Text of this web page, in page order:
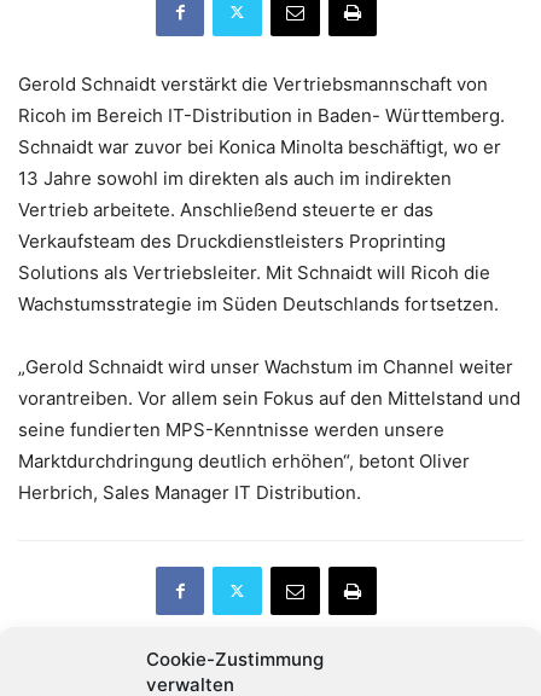
Cookie-Zustimmung
verwalten
Gerold Schnaidt verstärkt die Vertriebsmannschaft von
Ricoh im Bereich IT-Distribution in Baden- Württemberg.
Schnaidt war zuvor bei Konica Minolta beschäftigt, wo er
13 Jahre sowohl im direkten als auch im indirekten
Vertrieb arbeitete. Anschließend steuerte er das
Verkaufsteam des Druckdienstleisters Proprinting
Solutions als Vertriebsleiter. Mit Schnaidt will Ricoh die
Wachstumsstrategie im Süden Deutschlands fortsetzen.
„Gerold Schnaidt wird unser Wachstum im Channel weiter
vorantreiben. Vor allem sein Fokus auf den Mittelstand und
seine fundierten MPS-Kenntnisse werden unsere
Marktdurchdringung deutlich erhöhen“, betont Oliver
Herbrich, Sales Manager IT Distribution.